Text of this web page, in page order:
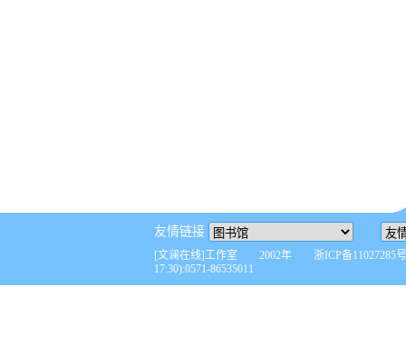
友情链接
[文澜在线]工作室 2002年 浙ICP备11027285
17:30):0571-86535011